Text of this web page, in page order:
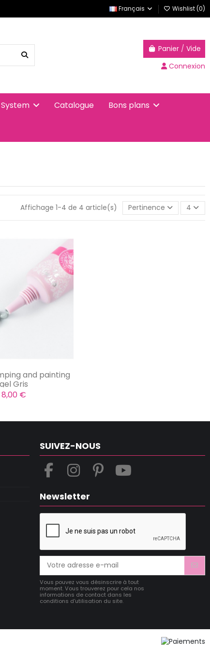
Français Wishlist (0)
Panier / Vide
Connexion
Catalogue Bons plans
Affichage 1-4 de 4 article(s) Pertinence 4
and painting
gel Gris
8,00 €
SUIVEZ-NOUS
Newsletter
Vous pouvez vous désinscrire à tout
moment. Vous trouverez pour cela nos
informations de contact dans les
conditions d'utilisation du site.